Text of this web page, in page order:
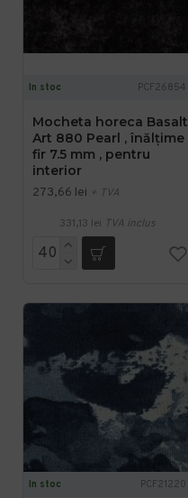
In stoc PCF26854
Mocheta horeca Basalt
Art 880 Pearl , înălțime
fir 7.5 mm , pentru
interior
273,66 lei + TVA
331,13 lei TVA inclus
In stoc PCF21220